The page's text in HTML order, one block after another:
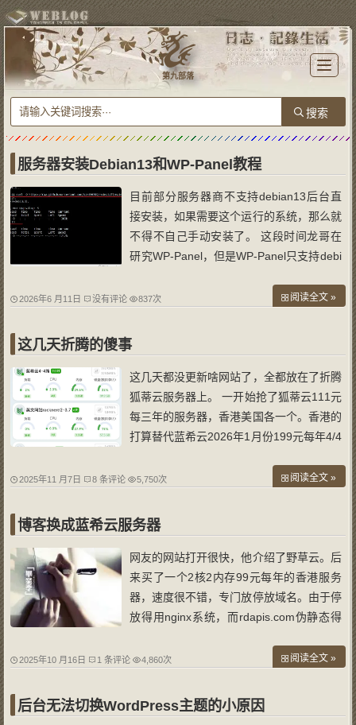
T
o
l
e
n
i
n
第九部落
服务器安装Debian13和WP-Panel教程
目前部分服务器商不支持debian13后台直
接安装，如果需要这个运行的系统，那么就
不得不自己手动安装了。 这段时间龙哥在
研究WP-Panel，但是WP-Panel只支持debi
后台运行会异常。所以就用蓝希云两台服务
最后在WP-Panel开发人奶爸的指导下，成
功安
2026年6 月11日 没有评论 837次 阅读全文 »
这几天折腾的傻事
这几天都没更新啥网站了，全都放在了折腾
狐蒂云服务器上。 一开始抢了狐蒂云111元
每三年的服务器，香港美国各一个。香港的
打算替代蓝希云2026年1月份199元每年4/4
e博客以外的几乎所有网站，所以我的要求
的各种抽风，平时经常网站打不开，需要
2025年11 月7日 8 条评论 5,750次 阅读全文 »
博客换成蓝希云服务器
网友的网站打开很快，他介绍了野草云。后
来买了一个2核2内存99元每年的香港服务
器，速度很不错，专门放停放域名。由于停
放得用nginx系统，而rdapis.com伪静态得
蓝希云的4核4内存的服务器，通过it狗测试
考虑，买了5核13内存的另外香港服务器，
带
2025年10 月16日 1 条评论 4,860次 阅读全文 »
后台无法切换WordPress主题的小原因